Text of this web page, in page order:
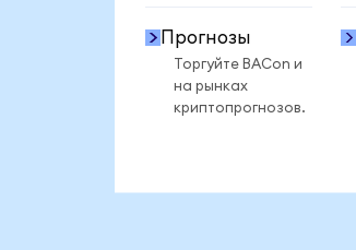
Прогнозы
Торгуйте BACon и
на рынках
криптопрогнозов.